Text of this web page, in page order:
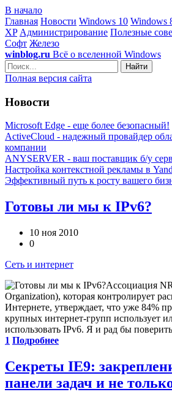
В начало
Главная Новости Windows 10 Windows
XP Администрирование Полезные
Софт Железо
winblog.ru Всё о вселенной Windows
Найти
Полная версия сайта
Новости
Microsoft Edge - еще более безопасный!
ActiveCloud - надежный провайдер
компании
ANYSERVER - ваш поставщик б/у
Настройка контекстной рекламы в
Эффективный путь к росту вашего
Готовы ли мы к IPv6?
10 ноя 2010
0
Сеть и интернет
Ассоциация
Organization), которая контролирует
Интернете, утверждает, что уже 84%
крупных интернет-групп использует
использовать IPv6. Я и рад бы
1 Подробнее
Секреты IE9:
панели задач и не